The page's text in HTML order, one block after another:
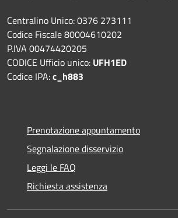
Centralino Unico: 0376 273111
Codice Fiscale 80004610202
P.IVA 00474420205
CODICE Ufficio unico: UFH1ED
Codice IPA:c_h883
Prenotazione appuntamento
Segnalazione disservizio
Leggi le FAQ
Richiesta assistenza